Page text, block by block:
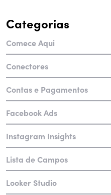
Categorias
Comece Aqui
Conectores
Contas e Pagamentos
Facebook Ads
Instagram Insights
Lista de Campos
Looker Studio